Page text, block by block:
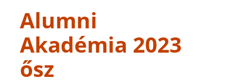
Alumni
Akadémia 2023
ősz